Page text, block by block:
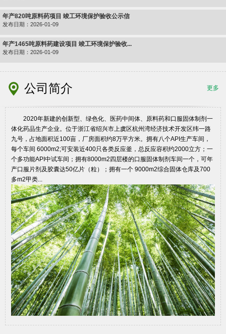
年产820吨原料药项目 竣工环境保护验收公示信
发布日期：2026-01-09
年产1465吨原料药建设项目 竣工环境保护验收...
发布日期：2026-01-09
公司简介 更多
2020年新建的创新型、绿色化、医药中间体、原料药和口服固体制剂一
体化药品生产企业。位于浙江省绍兴市上虞区杭州湾经济技术开发区纬一路
九号，占地面积近100亩，厂房面积约8万平方米。拥有八个API生产车间，
每个车间 6000m2;可安装近400只各类反应釜，总反应容积约2000立方；一
个多功能API中试车间；拥有8000m2四层楼的口服固体制剂车间一个，可年
产口服片剂及胶囊达50亿片（粒）；拥有一个 9000m2综合固体仓库及700
多m2甲类...